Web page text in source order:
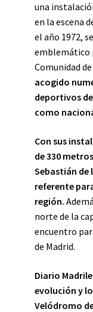
una
en la escena
el año 1972,
emblemático
Comunidad
acogido
deportivos
como
Con sus
de 330
Sebastián de
referente
región.
norte de la
encuentro
de Madrid.
Diario
evolución y
Velódromo